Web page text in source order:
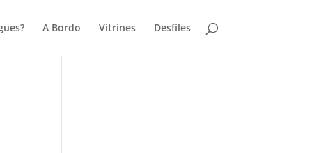
A Bordo Vitrines Desfiles